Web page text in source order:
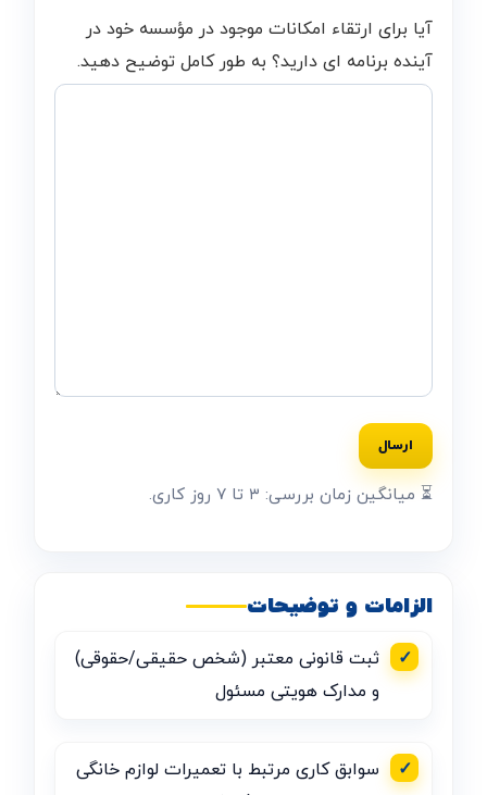
آیا برای ارتقاء امکانات موجود در مؤسسه خود در
آینده برنامه ای دارید؟ به طور کامل توضیح دهید.
⏳ میانگین زمان بررسی: ۳ تا ۷ روز کاری.
الزامات و توضیحات
✓
ثبت قانونی معتبر (شخص حقیقی/حقوقی)
و مدارک هویتی مسئول
✓
سوابق کاری مرتبط با تعمیرات لوازم خانگی